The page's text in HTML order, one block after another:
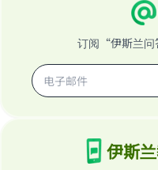
订阅“伊斯兰问
伊斯